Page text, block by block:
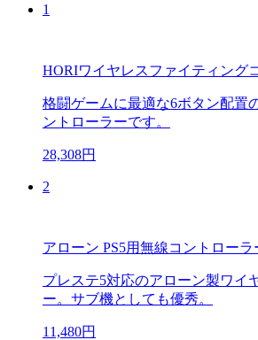
1
HORIワイヤレスファイティング
格闘ゲームに最適な6ボタン配置
ントローラーです。
28,308円
2
アローン PS5用無線コントローラ
プレステ5対応のアローン製ワイ
ー。サブ機としても優秀。
11,480円